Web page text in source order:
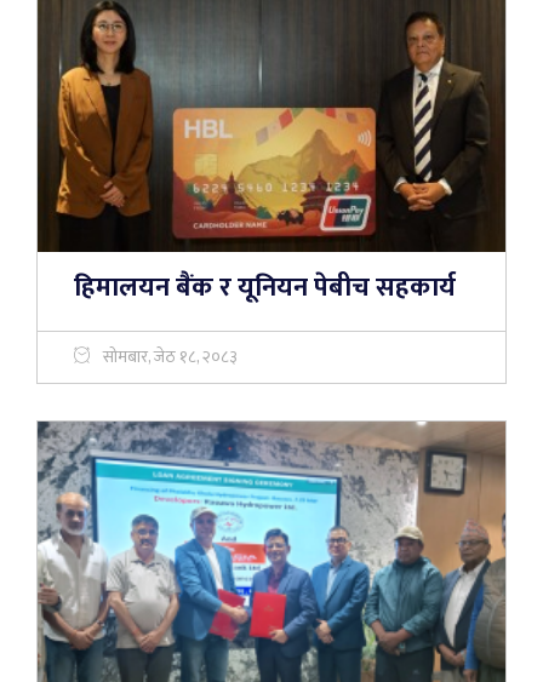
हिमालयन बैंक र यूनियन पेबीच सहकार्य
सोमबार, जेठ १८, २०८३